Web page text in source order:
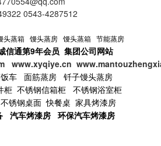
0543-4287512
头蒸箱 馒头蒸房 馒头蒸箱 节能蒸房
信通第9年会员 集团公司网站
车 面筋蒸房 钎子馒头蒸房
柜 不锈钢信箱柜 不锈钢浴室柜
不锈钢桌面 快餐桌 家具烤漆房
汽车烤漆房 环保汽车烤漆房